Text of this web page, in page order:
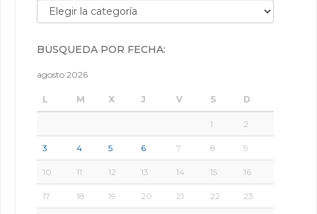
Búsqueda por categorías:
BÚSQUEDA POR FECHA:
agosto 2026
L M X J V S D
1 2
3 4 5 6 7 8 9
10 11 12 13 14 15 16
17 18 19 20 21 22 23